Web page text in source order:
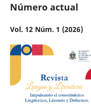
Número actual
Vol. 12 Núm. 1 (2026)